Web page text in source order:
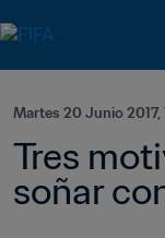
Martes 20 Junio 2017,
Tres
soñar